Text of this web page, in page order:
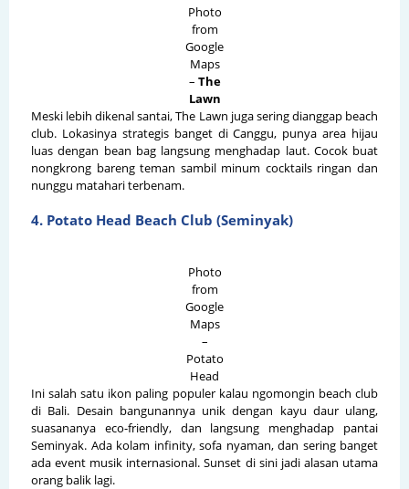
Photo
from
Google
Maps
– The
Lawn
Meski lebih dikenal santai, The Lawn juga sering dianggap beach
club. Lokasinya strategis banget di Canggu, punya area hijau
luas dengan bean bag langsung menghadap laut. Cocok buat
nongkrong bareng teman sambil minum cocktails ringan dan
nunggu matahari terbenam.
4. Potato Head Beach Club (Seminyak)
Photo
from
Google
Maps
–
Potato
Head
Ini salah satu ikon paling populer kalau ngomongin beach club
di Bali. Desain bangunannya unik dengan kayu daur ulang,
suasananya eco-friendly, dan langsung menghadap pantai
Seminyak. Ada kolam infinity, sofa nyaman, dan sering banget
ada event musik internasional. Sunset di sini jadi alasan utama
orang balik lagi.